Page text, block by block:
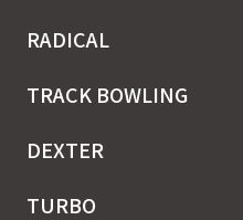
RADICAL
TRACK BOWLING
DEXTER
TURBO